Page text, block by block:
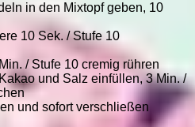
in den Mixtopf geben, 10
10 Sek. / Stufe 10
/ Stufe 10 cremig rühren
und Salz einfüllen, 3 Min. /
und sofort verschließen